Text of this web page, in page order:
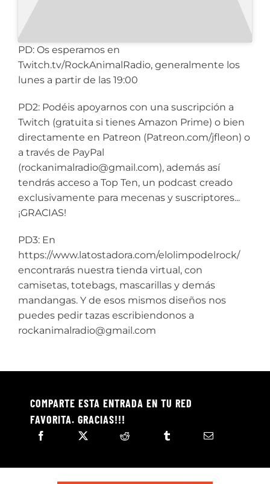
PD: Os esperamos en
Twitch.tv/RockAnimalRadio, generalmente los
lunes a partir de las 19:00
PD2: Podéis apoyarnos con una suscripción a
Twitch (gratuita si tienes Amazon Prime) o bien
directamente en Patreon (Patreon.com/jfleon) o
a través de PayPal
(rockanimalradio@gmail.com), además así
tendrás acceso a Top Ten, un podcast creado
exclusivamente para mecenas y suscriptores...
¡GRACIAS!
PD3: En
https://www.latostadora.com/elolimpodelrock/
encontrarás nuestra tienda virtual, con
camisetas, totebags, mascarillas y demás
mandangas. Y de esos mismos diseños nos
puedes pedir tazas escribiendonos a
rockanimalradio@gmail.com
COMPARTE ESTA ENTRADA EN TU RED
FAVORITA. GRACIAS!!!